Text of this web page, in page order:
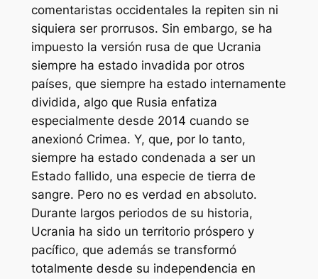
comentaristas occidentales la repiten sin ni
siquiera ser prorrusos. Sin embargo, se ha
impuesto la versión rusa de que Ucrania
siempre ha estado invadida por otros
países, que siempre ha estado internamente
dividida, algo que Rusia enfatiza
especialmente desde 2014 cuando se
anexionó Crimea. Y, que, por lo tanto,
siempre ha estado condenada a ser un
Estado fallido, una especie de tierra de
sangre. Pero no es verdad en absoluto.
Durante largos periodos de su historia,
Ucrania ha sido un territorio próspero y
pacífico, que además se transformó
totalmente desde su independencia en